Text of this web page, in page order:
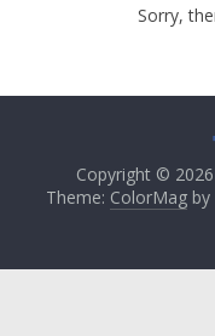
Sorry,
Copyright © 2026
Theme: ColorMagby